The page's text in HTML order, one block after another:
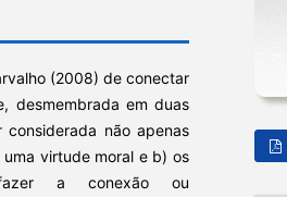
(2008) de conectar
desmembrada em duas
não apenas
virtude moral e b) os
fazer a conexão ou